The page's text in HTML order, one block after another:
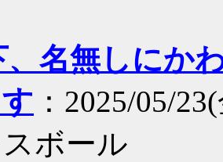
、名無しにか
：2025/05/
ボール